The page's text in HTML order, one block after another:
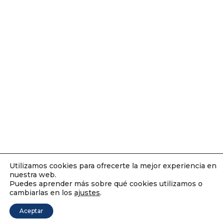
Utilizamos cookies para ofrecerte la mejor experiencia en
nuestra web.
Puedes aprender más sobre qué cookies utilizamos o
cambiarlas en los ajustes.
Aceptar